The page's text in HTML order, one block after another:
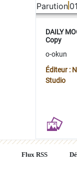
Parution
DAILY
Copy
o-okun
Éditeur :
Studio
Flux RSS